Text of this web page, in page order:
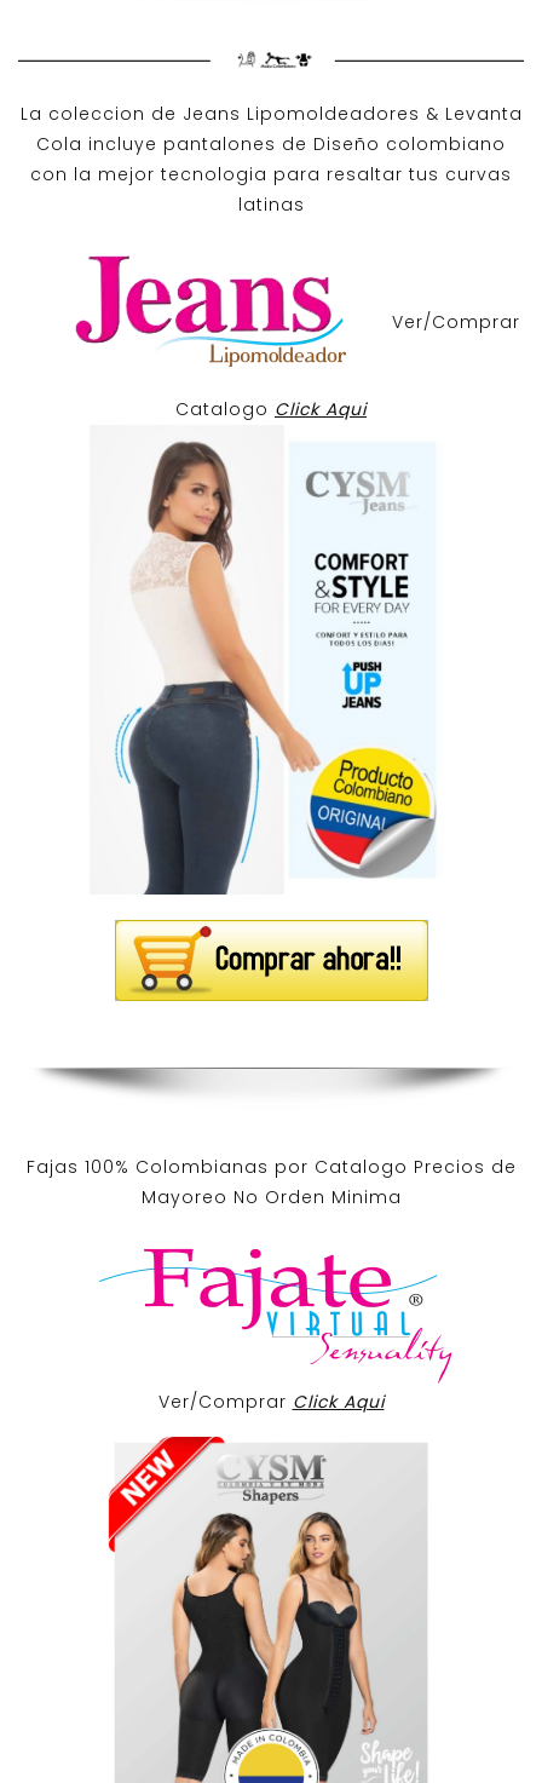
La coleccion de Jeans Lipomoldeadores & Levanta
Cola incluye pantalones de Diseño colombiano
con la mejor tecnologia para resaltar tus curvas
latinas
Ver/Comprar
Catalogo Click Aqui
Fajas 100% Colombianas por Catalogo Precios de
Mayoreo No Orden Minima
Ver/Comprar Click Aqui